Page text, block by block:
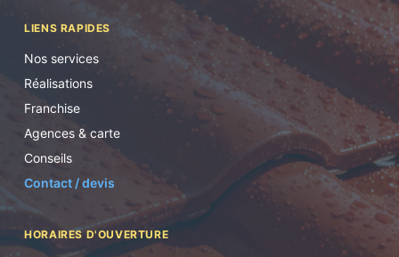
LIENS RAPIDES
Nos services
Réalisations
Franchise
Agences & carte
Conseils
Contact / devis
HORAIRES D'OUVERTURE